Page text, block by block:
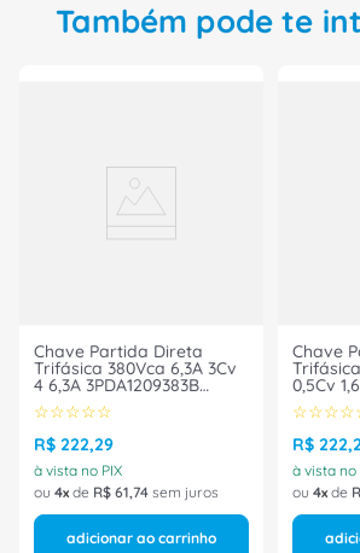
Também pode te
Chave Partida Direta
Trifásica 380Vca 6,3A 3Cv
4 6,3A 3PDA1209383B
Altronic
☆☆☆☆☆
R$ 222,29
à vista no PIX
ou 4 de R$ 61,74 sem juros
adicionar ao carrinho
Chave
0,5Cv
☆☆☆☆
R$ 222,
à vista no
ou 4 de